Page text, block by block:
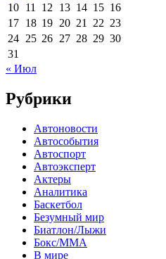
10 11 12 13 14 15 16
17 18 19 20 21 22 23
24 25 26 27 28 29 30
31
« Июл
Рубрики
Автоновости
Автособытия
Автоспорт
Автоэксперт
Актеры
Аналитика
Баскетбол
Безумный мир
Биатлон/Лыжи
Бокс/MMA
В мире